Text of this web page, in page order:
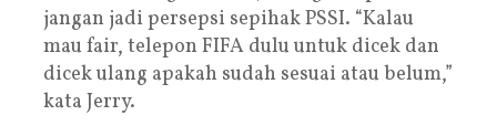
jangan jadi persepsi sepihak PSSI. “Kalau
mau fair, telepon FIFA dulu untuk dicek dan
dicek ulang apakah sudah sesuai atau belum,”
kata Jerry.